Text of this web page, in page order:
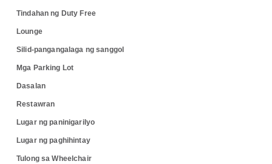
Tindahan ng Duty Free
Lounge
Silid-pangangalaga ng sanggol
Mga Parking Lot
Dasalan
Restawran
Lugar ng paninigarilyo
Lugar ng paghihintay
Tulong sa Wheelchair